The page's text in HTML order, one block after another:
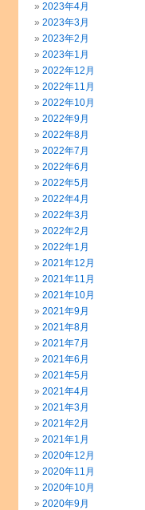
2023年4月
2023年3月
2023年2月
2023年1月
2022年12月
2022年11月
2022年10月
2022年9月
2022年8月
2022年7月
2022年6月
2022年5月
2022年4月
2022年3月
2022年2月
2022年1月
2021年12月
2021年11月
2021年10月
2021年9月
2021年8月
2021年7月
2021年6月
2021年5月
2021年4月
2021年3月
2021年2月
2021年1月
2020年12月
2020年11月
2020年10月
2020年9月